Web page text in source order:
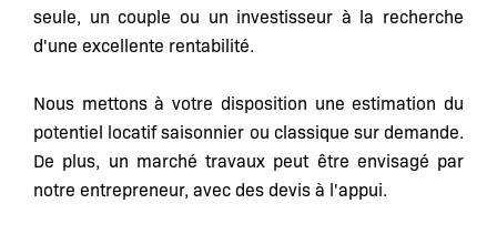
seule, un couple ou un investisseur à la recherche
d'une excellente rentabilité.
Nous mettons à votre disposition une estimation du
potentiel locatif saisonnier ou classique sur demande.
De plus, un marché travaux peut être envisagé par
notre entrepreneur, avec des devis à l'appui.